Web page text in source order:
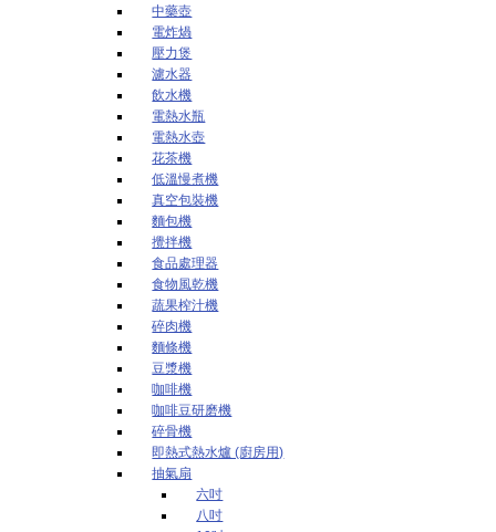
中藥壺
電炸煱
壓力煲
濾水器
飲水機
電熱水瓶
電熱水壺
花茶機
低溫慢煮機
真空包裝機
麵包機
攪拌機
食品處理器
食物風乾機
蔬果榨汁機
碎肉機
麵條機
豆漿機
咖啡機
咖啡豆研磨機
碎骨機
即熱式熱水爐 (廚房用)
抽氣扇
六吋
八吋